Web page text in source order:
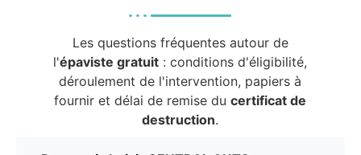
Les questions fréquentes autour de
l'épaviste gratuit : conditions d'éligibilité,
déroulement de l'intervention, papiers à
fournir et délai de remise ducertificat de
destruction.